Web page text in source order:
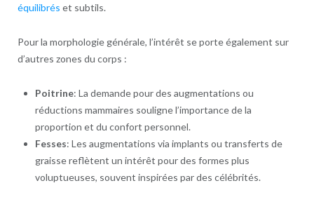
équilibrés et subtils.
Pour la morphologie générale, l’intérêt se porte également sur
d’autres zones du corps :
Poitrine: La demande pour des augmentations ou
réductions mammaires souligne l’importance de la
proportion et du confort personnel.
Fesses: Les augmentations via implants ou transferts de
graisse reflètent un intérêt pour des formes plus
voluptueuses, souvent inspirées par des célébrités.